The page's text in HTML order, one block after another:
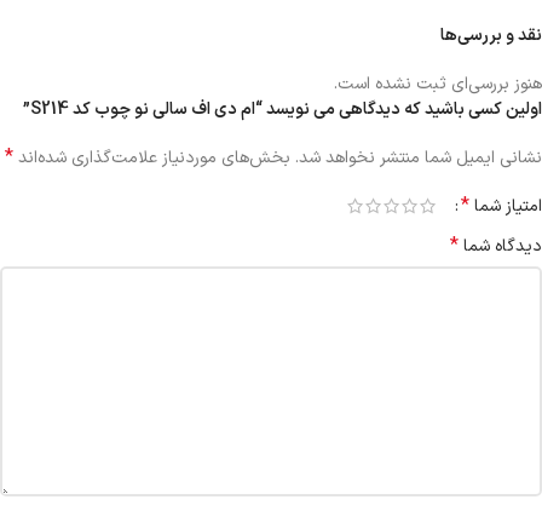
نقد و بررسی‌ها
هنوز بررسی‌ای ثبت نشده است.
اولین کسی باشید که دیدگاهی می نویسد “ام دی اف سالی نو چوب کد S214”
نشانی ایمیل شما منتشر نخواهد شد. بخش‌های موردنیاز علامت‌گذاری شده‌اند*
امتیاز شما*
دیدگاه شما*